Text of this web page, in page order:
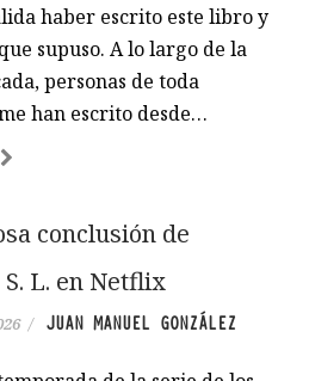
haber escrito este libro y
supuso. A lo largo de la
personas de toda
han escrito desde…
conclusión de
L. en Netflix
/ JUAN MANUEL GONZÁLEZ